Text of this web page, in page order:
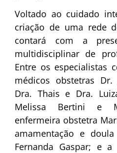
Voltado ao cuidado
criação de uma rede
contará com a
multidisciplinar de
Entre os especialistas
médicos obstetras Dr.
Dra. Thais e Dra.
Melissa Bertini e
enfermeira obstetra
amamentação e
Fernanda Gaspar; e